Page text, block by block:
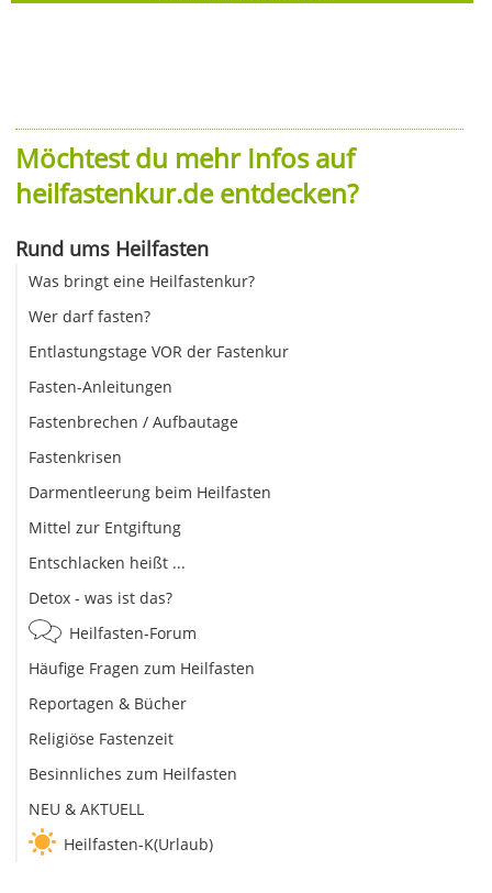
Möchtest du mehr Infos auf
heilfastenkur.de entdecken?
Rund ums Heilfasten
Was bringt eine Heilfastenkur?
Wer darf fasten?
Entlastungstage VOR der Fastenkur
Fasten-Anleitungen
Fastenbrechen / Aufbautage
Fastenkrisen
Darmentleerung beim Heilfasten
Mittel zur Entgiftung
Entschlacken heißt ...
Detox - was ist das?
Heilfasten-Forum
Häufige Fragen zum Heilfasten
Reportagen & Bücher
Religiöse Fastenzeit
Besinnliches zum Heilfasten
NEU & AKTUELL
Heilfasten-K(Urlaub)